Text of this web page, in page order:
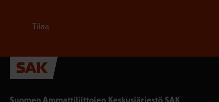
Suomen Ammattiliittojen Keskusjärjestö SAK
Tilaa